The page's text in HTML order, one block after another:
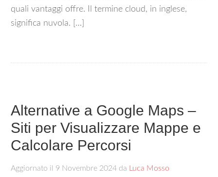
quali vantaggi offre. Il termine cloud, in inglese,
significa nuvola. […]
Alternative a Google Maps –
Siti per Visualizzare Mappe e
Calcolare Percorsi
Aggiornato il 9 Novembre 2024 da Luca Mosso